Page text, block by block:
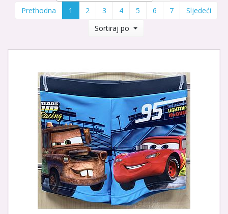
Prethodna 1 2 3 4 5 6 7
Sljedeći
Sortiraj po